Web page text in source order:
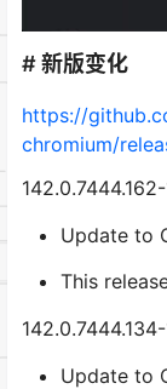
# 新版变化
https://
chromium/
Update to
This
Update to